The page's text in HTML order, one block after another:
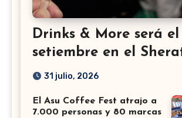
Drinks & More será
setiembre en el
31 julio, 2026
El Asu Coffee Fest atrajo a
7.000 personas y 80 marcas